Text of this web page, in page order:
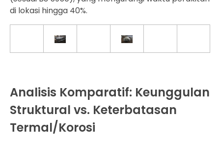
di lokasi hingga 40%.
Analisis Komparatif: Keunggulan
Struktural vs. Keterbatasan
Termal/Korosi